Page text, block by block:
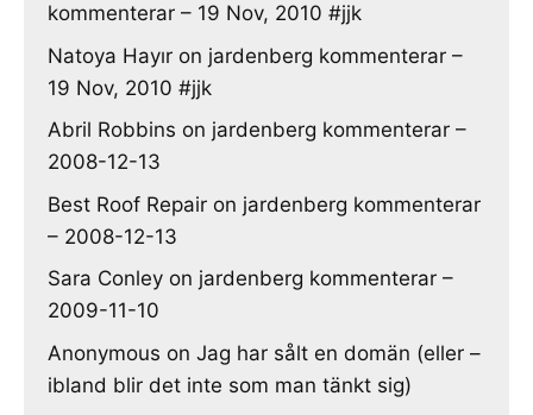
kommenterar – 19 Nov, 2010 #jjk
Natoya Hayır on jardenberg kommenterar –
19 Nov, 2010 #jjk
Abril Robbins on jardenberg kommenterar –
2008-12-13
Best Roof Repair on jardenberg kommenterar
– 2008-12-13
Sara Conley on jardenberg kommenterar –
2009-11-10
Anonymous on Jag har sålt en domän (eller –
ibland blir det inte som man tänkt sig)